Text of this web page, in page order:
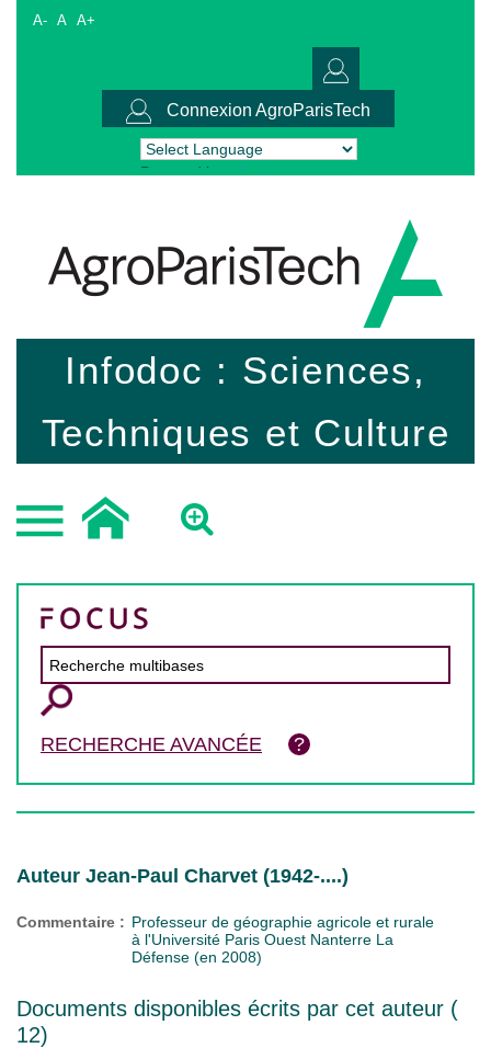
A- A A+
Connexion AgroParisTech
Powered by Translate
Infodoc : Sciences,
Techniques et Culture
RECHERCHE AVANCÉE
Auteur Jean-Paul Charvet (1942-....)
Commentaire : Professeur de géographie agricole et rurale
à l'Université Paris Ouest Nanterre La
Défense (en 2008)
Documents disponibles écrits par cet auteur (
12)